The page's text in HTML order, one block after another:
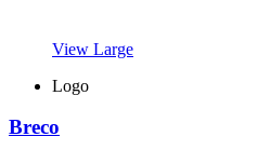
View Large
Logo
Breco